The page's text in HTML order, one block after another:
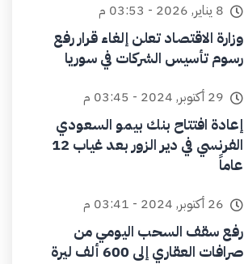
8 يناير, 2026 - 03:53 م
وزارة الاقتصاد تعلن إلغاء قرار رفع
رسوم تأسيس الشركات في سوريا
29 أكتوبر, 2024 - 03:45 م
إعادة افتتاح بنك بيمو السعودي
الفرنسي في دير الزور بعد غياب 12
عاماً
26 أكتوبر, 2024 - 03:41 م
رفع سقف السحب اليومي من
صرافات العقاري إلى 600 ألف ليرة